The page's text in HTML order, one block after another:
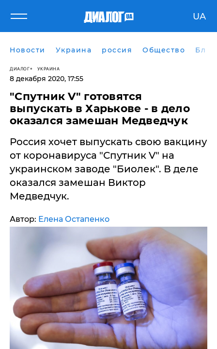
UA
Новости Украина россия Общество
ДИАЛОГ УКРАИНА
8 декабря 2020, 17:55
"Спутник V" готовятся
выпускать в Харькове - в дело
оказался замешан Медведчук
Россия хочет выпускать свою вакцину
от коронавируса "Спутник V" на
украинском заводе "Биолек". В деле
оказался замешан Виктор
Медведчук.
Автор: Елена Остапенко